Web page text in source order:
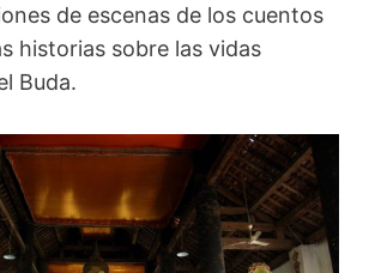
de escenas de los cuentos
historias sobre las vidas
Buda.